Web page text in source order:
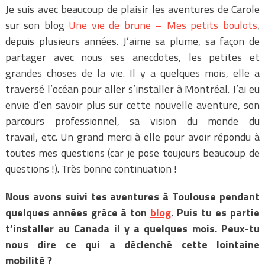
Je suis avec beaucoup de plaisir les aventures de Carole
sur son blog Une vie de brune – Mes petits boulots,
depuis plusieurs années. J’aime sa plume, sa façon de
partager avec nous ses anecdotes, les petites et
grandes choses de la vie. Il y a quelques mois, elle a
traversé l’océan pour aller s’installer à Montréal. J’ai eu
envie d’en savoir plus sur cette nouvelle aventure, son
parcours professionnel, sa vision du monde du
travail, etc. Un grand merci à elle pour avoir répondu à
toutes mes questions (car je pose toujours beaucoup de
questions !). Très bonne continuation !
Nous avons suivi tes aventures à Toulouse pendant
quelques années grâce à ton blog. Puis tu es partie
t’installer au Canada il y a quelques mois. Peux-tu
nous dire ce qui a déclenché cette lointaine
mobilité ?